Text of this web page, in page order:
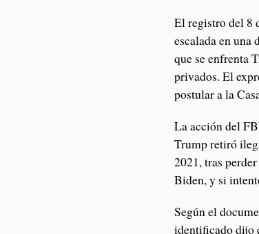
El registro del 8
escalada en una
que se enfrenta
privados. El
postular a la
La acción del
Trump retiró
2021, tras
Biden, y si
Según el
identificado dijo